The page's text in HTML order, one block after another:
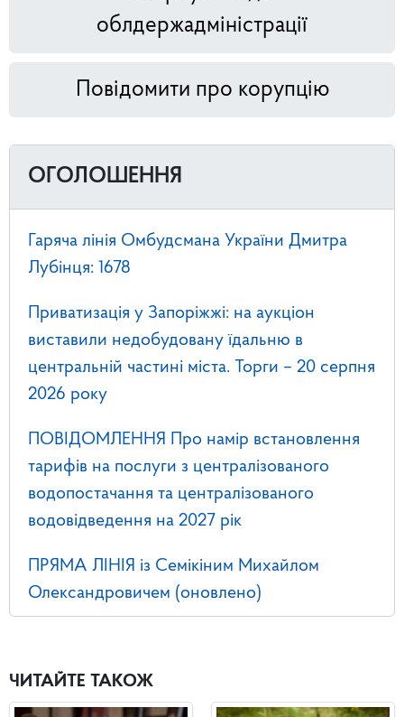
облдержадміністрації
Повідомити про корупцію
ОГОЛОШЕННЯ
Гаряча лінія Омбудсмана України Дмитра
Лубінця: 1678
Приватизація у Запоріжжі: на аукціон
виставили недобудовану їдальню в
центральній частині міста. Торги – 20 серпня
2026 року
ПОВІДОМЛЕННЯ Про намір встановлення
тарифів на послуги з централізованого
водопостачання та централізованого
водовідведення на 2027 рік
ПРЯМА ЛІНІЯ із Семікіним Михайлом
Олександровичем (оновлено)
ЧИТАЙТЕ ТАКОЖ